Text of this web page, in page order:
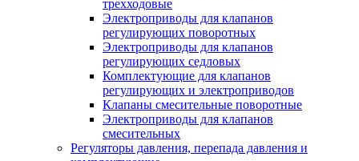
трехходовые
Электроприводы для клапанов
регулирующих поворотных
Электроприводы для клапанов
регулирующих седловых
Комплектующие для клапанов
регулирующих и электроприводов
Клапаны смесительные поворотные
Электроприводы для клапанов
смесительных
Регуляторы давления, перепада давления и